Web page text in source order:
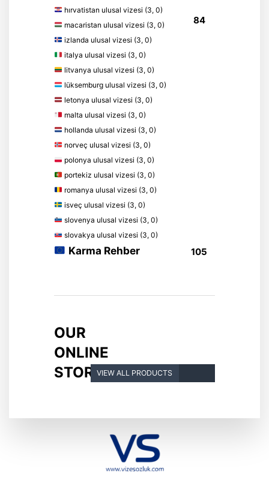
hırvatistan ulusal vizesi (3, 0)
macaristan ulusal vizesi (3, 0)
izlanda ulusal vizesi (3, 0)
italya ulusal vizesi (3, 0)
litvanya ulusal vizesi (3, 0)
lüksemburg ulusal vizesi (3, 0)
letonya ulusal vizesi (3, 0)
malta ulusal vizesi (3, 0)
hollanda ulusal vizesi (3, 0)
norveç ulusal vizesi (3, 0)
polonya ulusal vizesi (3, 0)
portekiz ulusal vizesi (3, 0)
romanya ulusal vizesi (3, 0)
isveç ulusal vizesi (3, 0)
slovenya ulusal vizesi (3, 0)
slovakya ulusal vizesi (3, 0)
84
Karma Rehber 105
OUR
ONLINE
STOREVIEW ALL PRODUCTS